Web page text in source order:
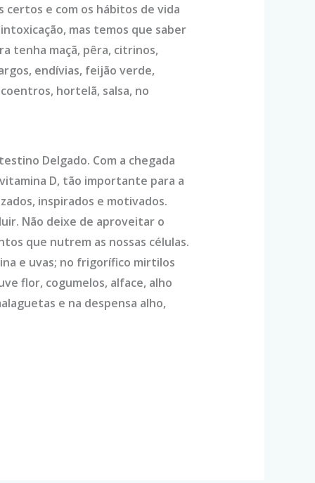
certos e com os hábitos de vida
mas temos que saber
tenha maçã, pêra, citrinos,
endívias, feijão verde,
hortelã, salsa, no
Delgado. Com a chegada
D, tão importante para a
inspirados e motivados.
Não deixe de aproveitar o
que nutrem as nossas células.
e uvas; no frigorífico mirtilos
flor, cogumelos, alface, alho
e na despensa alho,